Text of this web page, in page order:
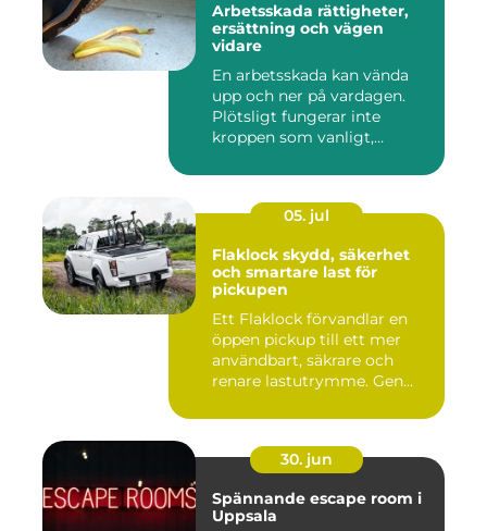
Arbetsskada rättigheter,
ersättning och vägen
vidare
En arbetsskada kan vända
upp och ner på vardagen.
Plötsligt fungerar inte
kroppen som vanligt,
05. jul
Flaklock skydd, säkerhet
och smartare last för
pickupen
Ett Flaklock förvandlar en
öppen pickup till ett mer
användbart, säkrare och
renare lastutrymme. Gen...
30. jun
Spännande escape room i
Uppsala